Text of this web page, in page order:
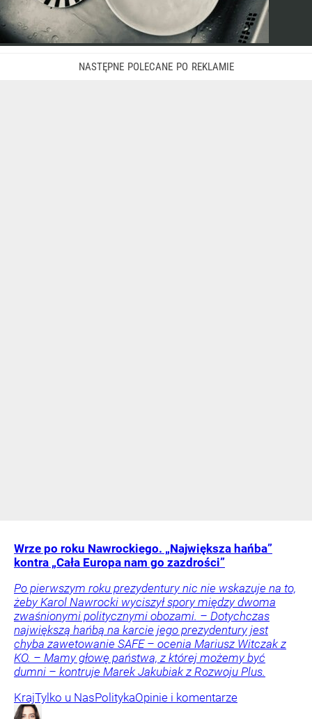
Wrze po roku Nawrockiego. „Największa hańba”
kontra „Cała Europa nam go zazdrości”
Po pierwszym roku prezydentury nic nie wskazuje na to,
żeby Karol Nawrocki wyciszył spory między dwoma
zwaśnionymi politycznymi obozami. – Dotychczas
największą hańbą na karcie jego prezydentury jest
chyba zawetowanie SAFE – ocenia Mariusz Witczak z
KO. – Mamy głowę państwa, z której możemy być
dumni – kontruje Marek Jakubiak z Rozwoju Plus.
KrajTylko u NasPolitykaOpinie i komentarze